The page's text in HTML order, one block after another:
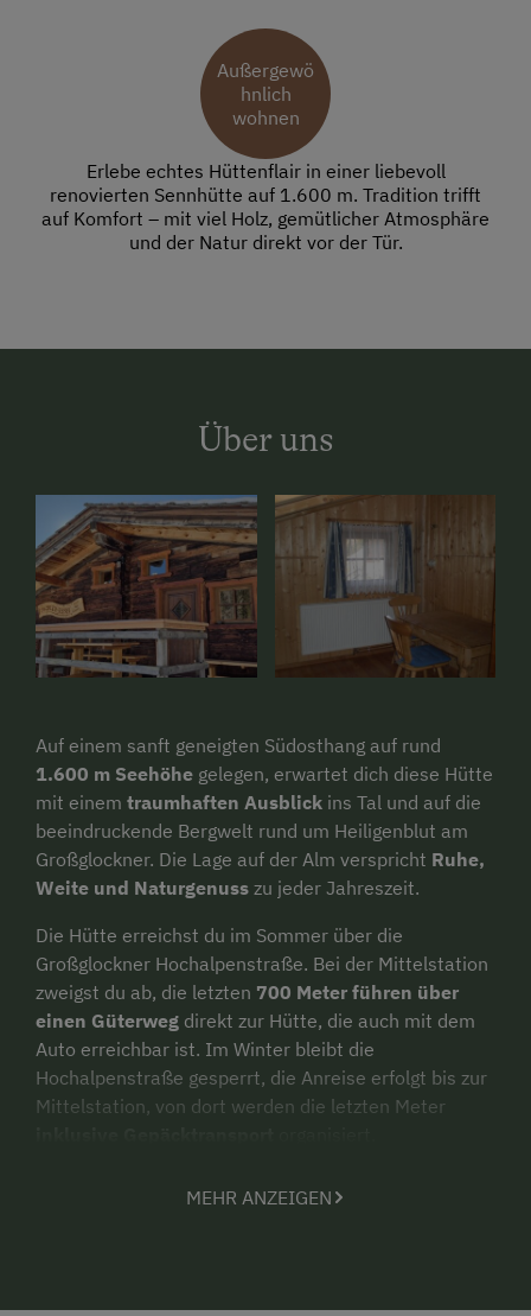
Außergewö
hnlich
wohnen
Erlebe echtes Hüttenflair in einer liebevoll
renovierten Sennhütte auf 1.600 m. Tradition trifft
auf Komfort – mit viel Holz, gemütlicher Atmosphäre
und der Natur direkt vor der Tür.
Über uns
Auf einem sanft geneigten Südosthang auf rund
1.600 m Seehöhe gelegen, erwartet dich diese Hütte
mit einem traumhaften Ausblick ins Tal und auf die
beeindruckende Bergwelt rund um Heiligenblut am
Großglockner. Die Lage auf der Alm verspricht Ruhe,
Weite und Naturgenuss zu jeder Jahreszeit.
Die Hütte erreichst du im Sommer über die
Großglockner Hochalpenstraße. Bei der Mittelstation
zweigst du ab, die letzten 700 Meter führen über
einen Güterweg direkt zur Hütte, die auch mit dem
Auto erreichbar ist. Im Winter bleibt die
Hochalpenstraße gesperrt, die Anreise erfolgt bis zur
Mittelstation, von dort werden die letzten Meter
Detail und handwerklichem Geschick
MEHR ANZEIGEN